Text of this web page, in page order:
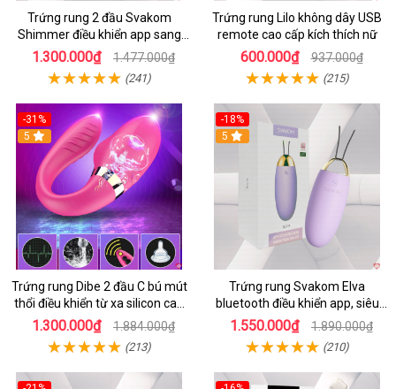
Trứng rung 2 đầu Svakom
Shimmer điều khiển app sang
trọng chất lượng
1.300.000₫ 1.477.000₫
(241)
Trứng rung Lilo không dây USB
remote cao cấp kích thích nữ
600.000₫ 937.000₫
(215)
-31%
5
Trứng rung Dibe 2 đầu C bú mút
thổi điều khiển từ xa silicon cao
cấp kích thích điểm G
1.300.000₫ 1.884.000₫
(213)
-18%
5
Trứng rung Svakom Elva
bluetooth điều khiển app, siêu
kích thích
1.550.000₫ 1.890.000₫
(210)